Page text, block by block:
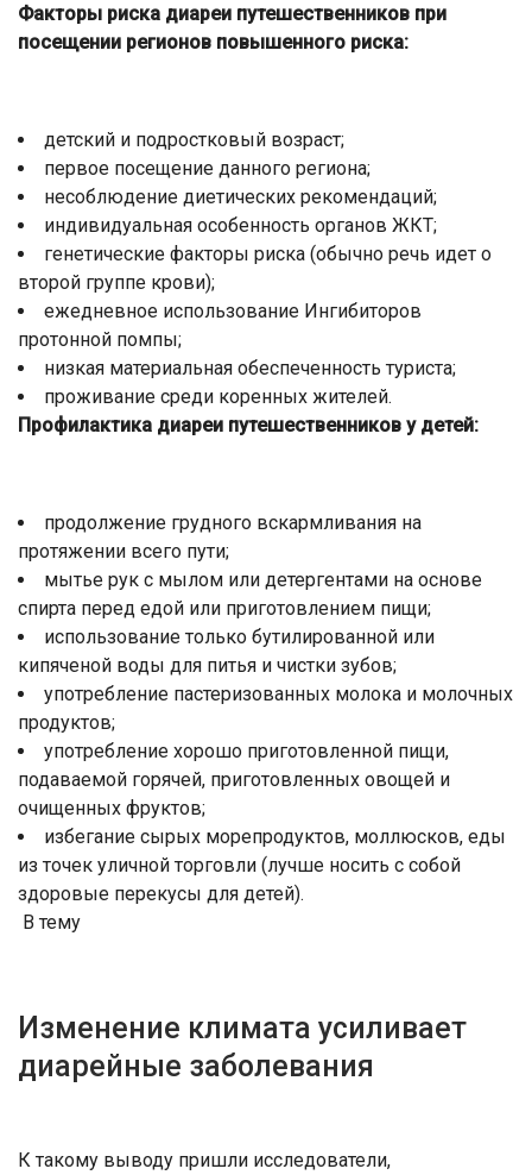
Факторы риска диареи путешественников при
посещении регионов повышенного риска:
детский и подростковый возраст;
первое посещение данного региона;
несоблюдение диетических рекомендаций;
индивидуальная особенность органов ЖКТ;
генетические факторы риска (обычно речь идет о
второй группе крови);
ежедневное использование Ингибиторов
протонной помпы;
низкая материальная обеспеченность туриста;
проживание среди коренных жителей.
Профилактика диареи путешественников у детей:
продолжение грудного вскармливания на
протяжении всего пути;
мытье рук с мылом или детергентами на основе
спирта перед едой или приготовлением пищи;
использование только бутилированной или
кипяченой воды для питья и чистки зубов;
употребление пастеризованных молока и молочных
продуктов;
употребление хорошо приготовленной пищи,
подаваемой горячей, приготовленных овощей и
очищенных фруктов;
избегание сырых морепродуктов, моллюсков, еды
из точек уличной торговли (лучше носить с собой
здоровые перекусы для детей).
В тему
Изменение климата усиливает
диарейные заболевания
К такому выводу пришли исследователи,